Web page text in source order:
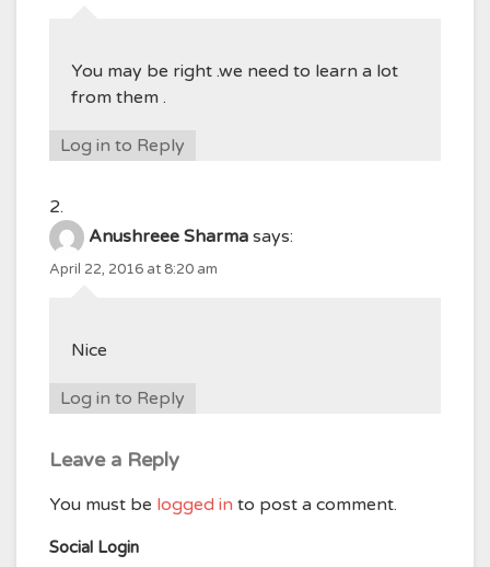
You may be right .we need to learn a lot
from them .
Log in to Reply
Anushreee Sharma says:
April 22, 2016 at 8:20 am
Nice
Log in to Reply
Leave a Reply
You must be logged in to post a comment.
Social Login